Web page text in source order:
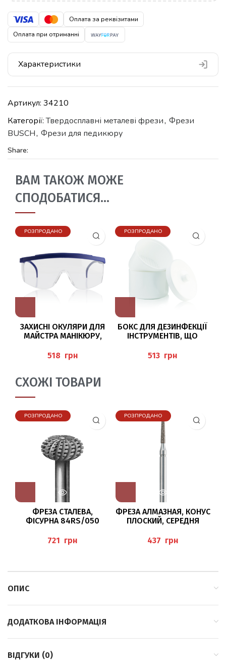
Оплата за реквізитами
Оплата при отриманні
Характеристики
Артикул: 34210
Категорії:Твердосплавні металеві фрези, Фрези
BUSCH, Фрези для педикюру
Share:
ВАМ ТАКОЖ МОЖЕ
СПОДОБАТИСЯ…
РОЗПРОДАНО
ЗАХИСНІ ОКУЛЯРИ ДЛЯ
МАЙСТРА МАНІКЮРУ,
(ARBEITSSCHUTZBRILLE
MIT SEITENSCHUTZ),
грн
РОЗПРОДАНО
БОКС ДЛЯ ДЕЗИНФЕКЦІЇ
ІНСТРУМЕНТІВ, ЩО
(DESINFEKTIONSDOSE),
BAEHR
грн
СХОЖІ ТОВАРИ
РОЗПРОДАНО
ФРЕЗА СТАЛЕВА,
ФІСУРНА 84RS/050
грн
РОЗПРОДАНО
ФРЕЗА АЛМАЗНАЯ, КОНУС
ПЛОСКИЙ, СЕРЕДНЯ
грн
ОПИС
ДОДАТКОВА ІНФОРМАЦІЯ
ВІДГУКИ (0)